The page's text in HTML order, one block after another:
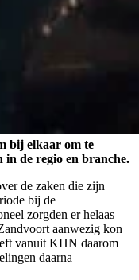
bij elkaar om te
in de regio en branche.
de zaken die zijn
bij de
zorgden er helaas
aanwezig kon
vanuit KHN daarom
daarna